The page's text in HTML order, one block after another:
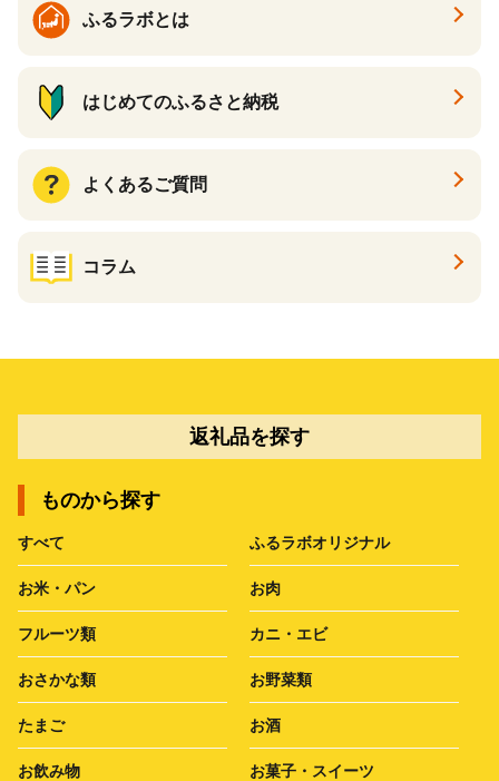
ふるラボとは
はじめてのふるさと納税
よくあるご質問
コラム
返礼品を探す
ものから探す
すべて ふるラボオリジナル
お米・パン お肉
フルーツ類 カニ・エビ
おさかな類 お野菜類
たまご お酒
お飲み物 お菓子・スイーツ